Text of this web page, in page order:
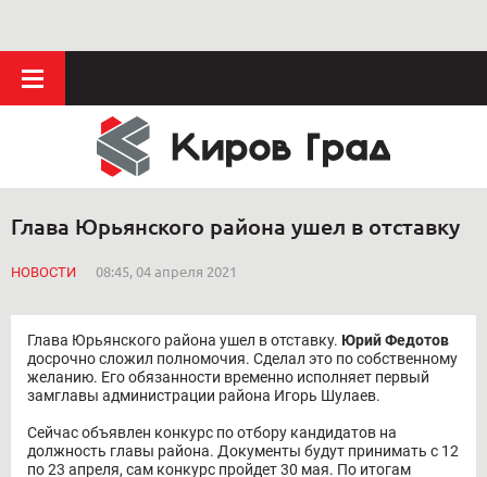
Глава Юрьянского района ушел в отставку
НОВОСТИ 08:45, 04 апреля 2021
Глава Юрьянского района ушел в отставку. Юрий Федотов
досрочно сложил полномочия. Сделал это по собственному
желанию. Его обязанности временно исполняет первый
замглавы администрации района Игорь Шулаев.
Сейчас объявлен конкурс по отбору кандидатов на
должность главы района. Документы будут принимать с 12
по 23 апреля, сам конкурс пройдет 30 мая. По итогам